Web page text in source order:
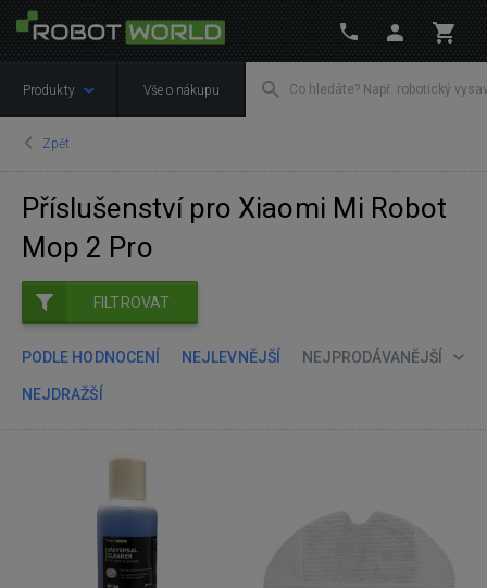
Produkty Vše o nákupu
Zpět
Příslušenství pro Xiaomi Mi Robot
Mop 2 Pro
FILTROVAT
PODLE HODNOCENÍ NEJLEVNĚJŠÍ NEJPRODÁVANĚJŠÍ
NEJDRAŽŠÍ